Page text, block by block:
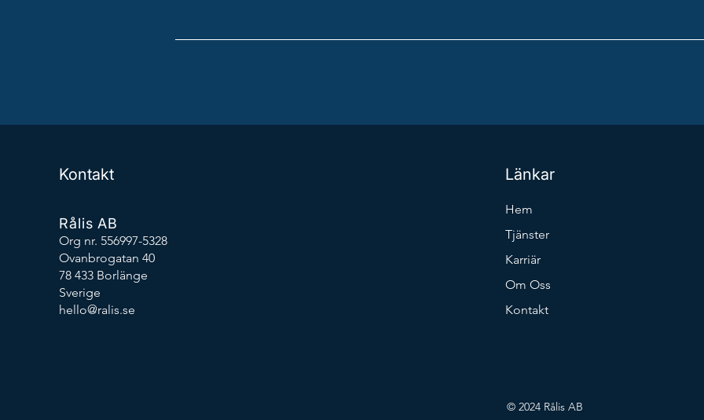
Kontakt
Rålis AB
Org nr. 556997-5328
Ovanbrogatan 40
78 433 Borlänge
Sverige
hello@ralis.se
Länkar
Hem
Tjänster
Karriär
Om Oss
Kontakt
© 2024 Rålis AB